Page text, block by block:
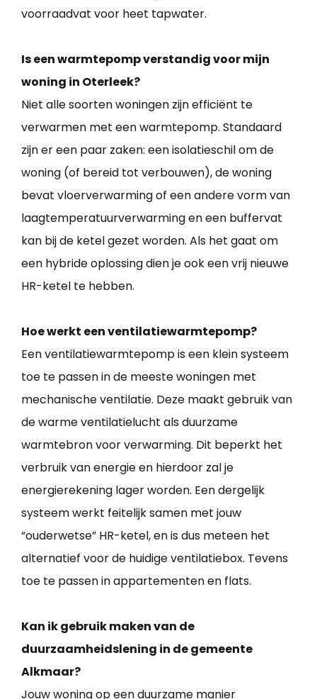
voorraadvat voor heet tapwater.
Is een warmtepomp verstandig voor mijn
woning in Oterleek?
Niet alle soorten woningen zijn efficiënt te
verwarmen met een warmtepomp. Standaard
zijn er een paar zaken: een isolatieschil om de
woning (of bereid tot verbouwen), de woning
bevat vloerverwarming of een andere vorm van
laagtemperatuurverwarming en een buffervat
kan bij de ketel gezet worden. Als het gaat om
een hybride oplossing dien je ook een vrij nieuwe
HR-ketel te hebben.
Hoe werkt een ventilatiewarmtepomp?
Een ventilatiewarmtepomp is een klein systeem
toe te passen in de meeste woningen met
mechanische ventilatie. Deze maakt gebruik van
de warme ventilatielucht als duurzame
warmtebron voor verwarming. Dit beperkt het
verbruik van energie en hierdoor zal je
energierekening lager worden. Een dergelijk
systeem werkt feitelijk samen met jouw
“ouderwetse” HR-ketel, en is dus meteen het
alternatief voor de huidige ventilatiebox. Tevens
toe te passen in appartementen en flats.
Kan ik gebruik maken van de
duurzaamheidslening in de gemeente
Alkmaar?
Jouw woning op een duurzame manier